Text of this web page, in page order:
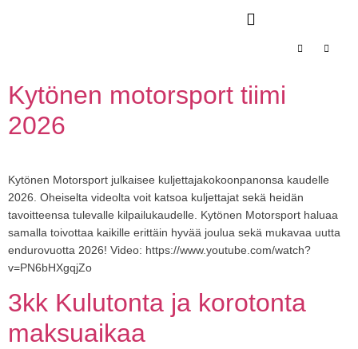
Kytönen motorsport tiimi
2026
Kytönen Motorsport julkaisee kuljettajakokoonpanonsa kaudelle
2026. Oheiselta videolta voit katsoa kuljettajat sekä heidän
tavoitteensa tulevalle kilpailukaudelle. Kytönen Motorsport haluaa
samalla toivottaa kaikille erittäin hyvää joulua sekä mukavaa uutta
endurovuotta 2026! Video: https://www.youtube.com/watch?
v=PN6bHXgqjZo
3kk Kulutonta ja korotonta
maksuaikaa